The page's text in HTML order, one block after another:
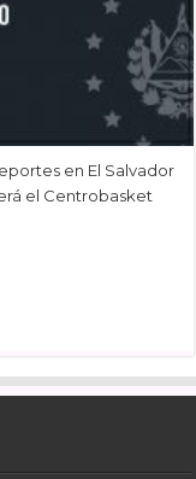
en El Salvador
el Centrobasket